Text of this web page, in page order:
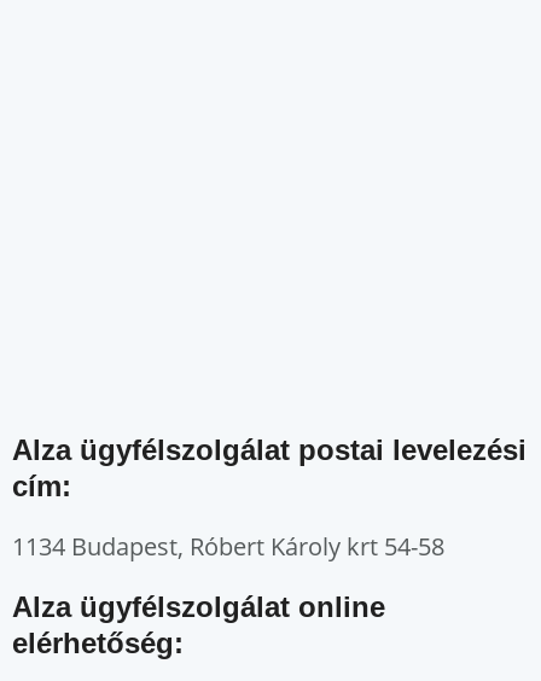
Alza ügyfélszolgálat postai levelezési
cím:
1134 Budapest, Róbert Károly krt 54-58​​​​​​​
Alza ügyfélszolgálat online
elérhetőség: